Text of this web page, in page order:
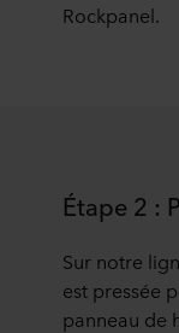
Rockpanel.
Étape 2 :
Sur notre
est pressée
panneau de